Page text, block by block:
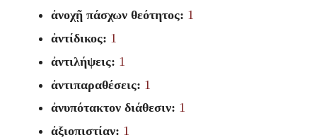
ἀνοχῇ πάσχων θεότητος: 1
ἀντίδικος: 1
ἀντιλήψεις: 1
ἀντιπαραθέσεις: 1
ἀνυπότακτον διάθεσιν: 1
ἀξιοπιστίαν: 1